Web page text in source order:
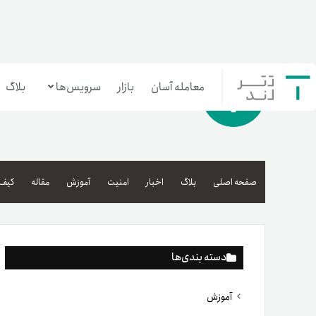
معامله آسان بازار سرویس‌ها
بازار تترلند
سرمایه‌گذاری آسان
بلاگ
صفحه اصلی بلاگ اخبار امنیت آموزش مقاله
دسته بندی‌ها
آموزش